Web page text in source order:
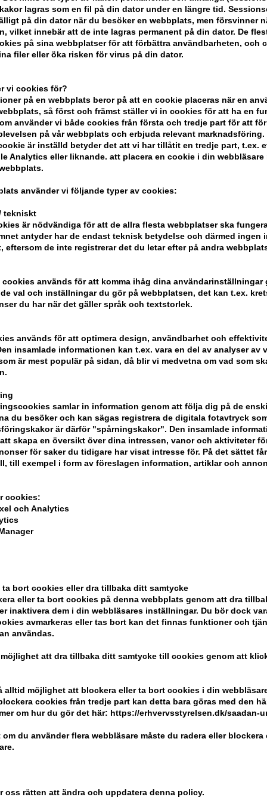
lagras som en fil på din dator under en längre tid.
på din dator när du besöker en webbplats, men försvinner
vilket innebär att de inte lagras permanent på din dator. De
på sina webbplatser för att förbättra användbarheten, och
filer eller öka risken för virus på din dator.
vi cookies för?
på en webbplats beror på att en cookie placeras när en
så först och främst ställer vi in ​​cookies för att ha en
använder vi både cookies från första och tredje part för att
på vår webbplats och erbjuda relevant marknadsföring.
är inställd betyder det att vi har tillåtit en tredje part, t.ex.
Analytics eller liknande. att placera en cookie i din webbläsare
använder vi följande typer av cookies:
tekniskt
är nödvändiga för att de allra flesta webbplatser ska
antyder har de endast teknisk betydelse och därmed ingen
eftersom de inte registrerar det du letar efter på andra
används för att komma ihåg dina användarinställningar
val och inställningar du gör på webbplatsen, det kan t.ex.
du har när det gäller språk och textstorlek.
används för att optimera design, användbarhet och
insamlade informationen kan t.ex. vara en del av analyser av
är mest populär på sidan, då blir vi medvetna om vad som
samlar in information genom att följa dig på de
du besöker och kan sägas registrera de digitala fotavtryck
är därför "spårningskakor". Den insamlade
skapa en översikt över dina intressen, vanor och aktiviteter
för saker du tidigare har visat intresse för. På det sättet
till exempel i form av föreslagen information, artiklar och
cookies:
och Analytics
ta bort cookies eller dra tillbaka ditt samtycke
eller ta bort cookies på denna webbplats genom att dra
inaktivera dem i din webbläsares inställningar. Du bör dock
avmarkeras eller tas bort kan det finnas funktioner och
användas.
att dra tillbaka ditt samtycke till cookies genom att
alltid möjlighet att blockera eller ta bort cookies i din
cookies från tredje part kan detta bara göras med den
om hur du gör det här: https://erhvervsstyrelsen.dk/saadan-
om du använder flera webbläsare måste du radera eller blockera
oss rätten att ändra och uppdatera denna policy.
Face
pris: 723,00
30.07.26 -
Tidigare lägsta pris: 433,00
303,00 SEK
Erbjudandet gäller: 30.07.26 -
13.08.26
SPF15 -
Tidigare
404,00
13.08.26
Cream
578,00
30.07.26 -
Zenz Cloud Night Cream
404,00
SEK
Erbjudandet gäller: 30.07.26 -
13.08.26
Zenz
201,00
13.08.26
Butter
pris: 433,00
30.07.26 -
Tidigare lägsta pris: 433,00
Erbjudandet gäller: 30.07.26 -
13.08.26
Tidigare
13.08.26